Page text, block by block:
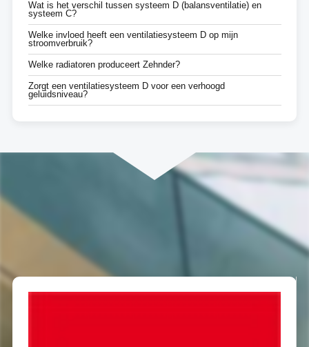
Wat is het verschil tussen systeem D (balansventilatie) en
systeem C?
Welke invloed heeft een ventilatiesysteem D op mijn
stroomverbruik?
Welke radiatoren produceert Zehnder?
Zorgt een ventilatiesysteem D voor een verhoogd
geluidsniveau?